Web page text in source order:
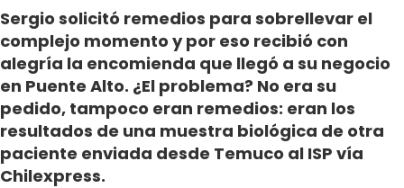
Sergio solicitó remedios para sobrellevar el
complejo momento y por eso recibió con
alegría la encomienda que llegó a su negocio
en Puente Alto. ¿El problema? No era su
pedido, tampoco eran remedios: eran los
resultados de una muestra biológica de otra
paciente enviada desde Temuco al ISP vía
Chilexpress.